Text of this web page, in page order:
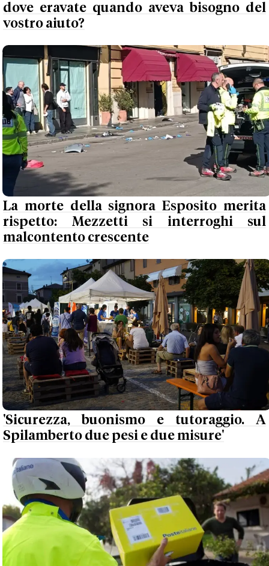
dove eravate quando aveva bisogno del
vostro aiuto?
La morte della signora Esposito merita
rispetto: Mezzetti si interroghi sul
malcontento crescente
'Sicurezza, buonismo e tutoraggio. A
Spilamberto due pesi e due misure'